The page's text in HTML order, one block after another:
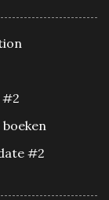
#2
boeken
#2